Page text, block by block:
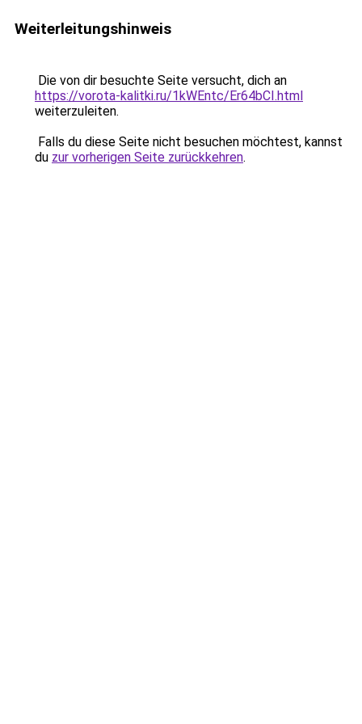
Weiterleitungshinweis
Die von dir besuchte Seite versucht, dich an
https://vorota-kalitki.ru/1kWEntc/Er64bCI.html
weiterzuleiten.
Falls du diese Seite nicht besuchen möchtest, kannst
du zur vorherigen Seite zurückkehren.